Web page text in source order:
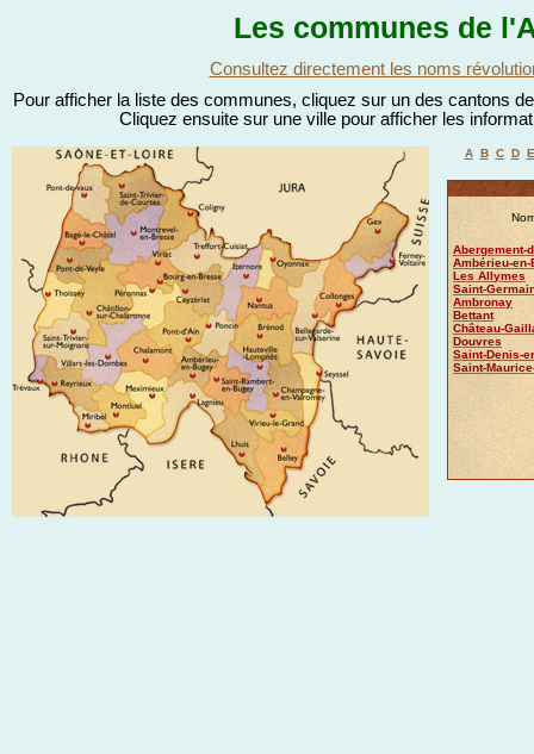
Les communes de
Consultez directement les noms
Pour afficher la liste des communes, cliquez sur un des cantons
Cliquez ensuite sur une ville pour afficher les
A B C D E
Abergement-
Ambérieu-en-
Les Allymes
Saint-
Ambronay
Bettant
Château-
Douvres
Saint-Denis-
Saint-